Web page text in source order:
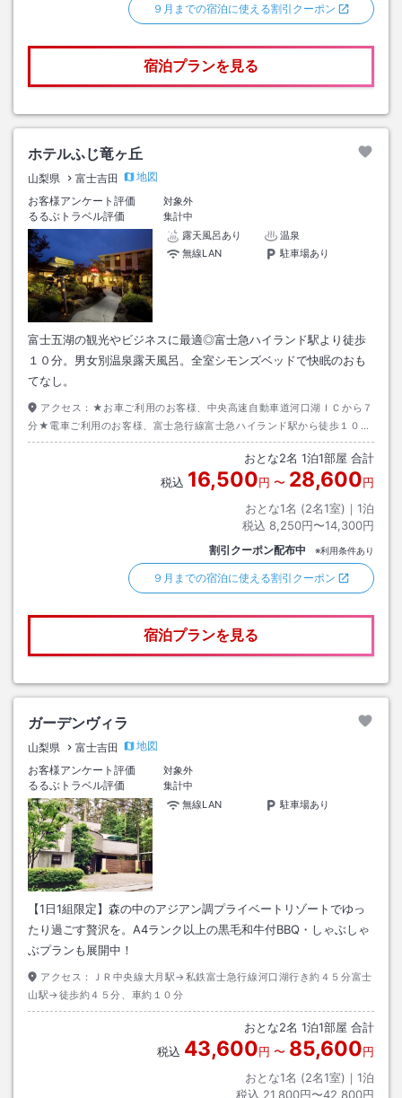
９月までの宿泊に使える割引クーポン
宿泊プランを見る
ホテルふじ竜ヶ丘
山梨県 富士吉田
地図
お客様アンケート評価
対象外
るるぶトラベル評価
集計中
露天風呂あり
温泉
無線LAN
駐車場あり
富士五湖の観光やビジネスに最適◎富士急ハイランド駅より徒歩
１０分。男女別温泉露天風呂。全室シモンズベッドで快眠のおも
てなし。
アクセス： ★お車ご利用のお客様、中央高速自動車道河口湖ＩＣから７
分★電車ご利用のお客様、富士急行線富士急ハイランド駅から徒歩１０分
★高速バスご利用のお客様、富士吉田駅からタクシー５分
おとな2名 1泊1部屋 合計
税込 16,500円 〜 28,600円
おとな1名 (2名1室)｜ 1泊
税込 8,250円〜14,300円
割引クーポン配布中 ※利用条件あり
９月までの宿泊に使える割引クーポン
宿泊プランを見る
ガーデンヴィラ
山梨県 富士吉田
地図
お客様アンケート評価
対象外
るるぶトラベル評価
集計中
無線LAN
駐車場あり
【1日1組限定】森の中のアジアン調プライベートリゾートでゆっ
たり過ごす贅沢を。A4ランク以上の黒毛和牛付BBQ・しゃぶしゃ
ぶプランも展開中！
アクセス：
ＪＲ中央線大月駅→私鉄富士急行線河口湖行き約４５分富士
山駅→徒歩約４５分、車約１０分
おとな2名 1泊1部屋 合計
税込 43,600円 〜 85,600円
おとな1名 (2名1室)｜ 1泊
税込 21,800円〜42,800円